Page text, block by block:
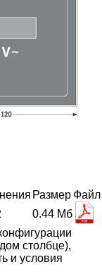
Размер Файл
0.44 Мб
столбце),
и условия